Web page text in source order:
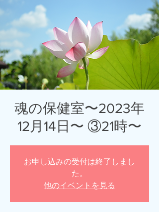
魂の保健室〜2023年
12月14日〜 ③21時〜
お申し込みの受付は終了しまし
た。
他のイベントを見る